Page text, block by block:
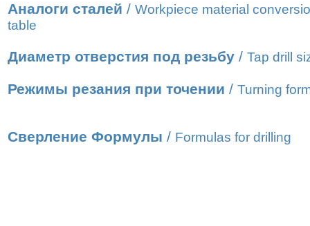
Аналоги сталей / Workpiece material
table
Диаметр отверстия под резьбу / Tap drill
Режимы резания при точении / Turning
Сверление Формулы / Formulas for drilling